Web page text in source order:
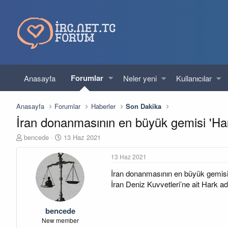
Anasayfa Forumlar Neler yeni Kullanıcılar
Anasayfa Forumlar Haberler Son Dakika
İran donanmasının en büyük gemisi
K
bencede
B
ş
l
a
n
g
ı
ç
t
13 Haz 2021
bencede
New member
13 Haz 2021
İran donanmasının en büyük
İran Deniz Kuvvetleri’ne ait Hark